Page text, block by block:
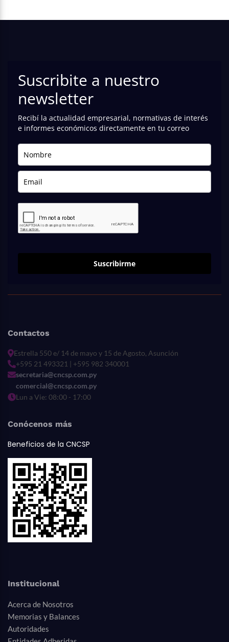
Suscribite a nuestro
newsletter
Recibí la actualidad empresarial, normativas de interés
e informes económicos directamente en tu correo
Suscribirme
Contactos
Estrella 550 e/ 14 de mayo y 15 de Agosto, Asunción
+595 21 493321 | +595 982 340001
secretaria@cncsp.com.py
comercial@cncsp.com.py
Lun a Vie: 08:00 - 17:00
Conócenos más
Beneficios de la CNCSP
Institucional
Acerca de Nosotros
Memorias y Balances
Autoridades